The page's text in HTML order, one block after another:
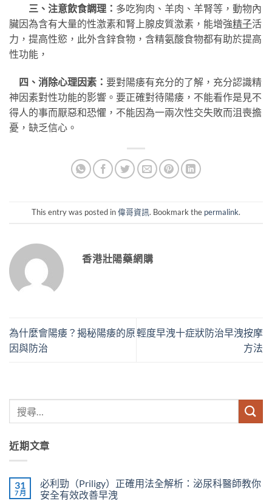
三、注意飲食調理： 多吃狗肉、羊肉、羊腎等，動物內
臟因為含有大量的性激素和腎上腺皮質激素，能增強精子活
力，提高性慾，此外含鋅食物，含精氨酸食物都有助於提高
性功能，
四、消除心理因素： 要對陽痿有充分的了解，充分認識精
神因素對性功能的影響。要正確對待陽痿，不能看作是見不
得人的事而厭惡和恐懼，不能因為一兩次性交失敗而沮喪擔
憂，缺乏信心。
This entry was posted in偉哥資訊. Bookmark the permalink.
香港壯陽藥網購
為什麼會陽痿？揭秘陽痿的原
因與防治
輕度早洩十症狀防治早洩按摩
方法
近期文章
31
7 月
必利勁（Priligy）正確用法全解析：泌尿科醫師教你
安全有效改善早洩